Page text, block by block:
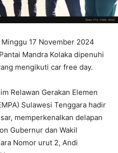
Minggu 17 November 2024
Mandra Kolaka dipenuhi
mengikuti car free day.
Relawan Gerakan Elemen
Sulawesi Tenggara hadir
memperkenalkan delapan
Gubernur dan Wakil
Nomor urut 2, Andi